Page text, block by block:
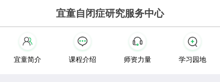
宜童自闭症研究服务中心
宜童简介 课程介绍 师资力量 学习园地